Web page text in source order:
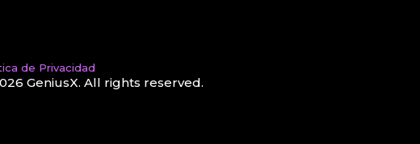
de Privacidad
GeniusX. All rights reserved.​